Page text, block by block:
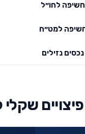
חשיפה לחו״ל
למט״ח
נכסים נזילים
שקלי